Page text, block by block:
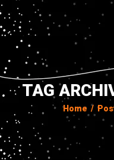
TAG
Home /